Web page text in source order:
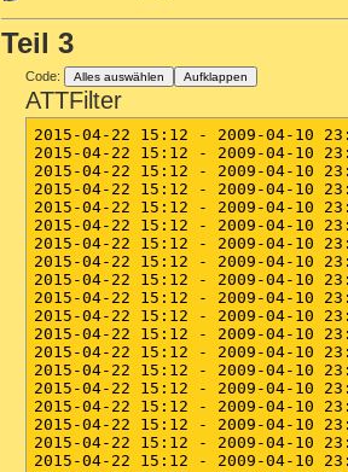
Teil 3
Code: Alles auswählen Aufklappen
ATTFilter
2015-04-22 15:12 - 2009-04-10 23:28 - 00217088 _____ (Microsoft Corporation) C:\Windows\SysWOW64\WerFault.exe
2015-04-22 15:12 - 2009-04-10 23:28 - 00202752 _____ (Microsoft Corporation) C:\Windows\SysWOW64\wlanui.dll
2015-04-22 15:12 - 2009-04-10 23:28 - 00199680 _____ (Microsoft Corporation) C:\Windows\SysWOW64\WebClnt.dll
2015-04-22 15:12 - 2009-04-10 23:28 - 00197632 _____ (Microsoft Corporation) C:\Windows\SysWOW64\SndVol.exe
2015-04-22 15:12 - 2009-04-10 23:28 - 00190464 _____ (Microsoft Corporation) C:\Windows\SysWOW64\sperror.dll
2015-04-22 15:12 - 2009-04-10 23:28 - 00164352 _____ (Microsoft Corporation) C:\Windows\SysWOW64\spwizui.dll
2015-04-22 15:12 - 2009-04-10 23:28 - 00163840 _____ (Microsoft Corporation) C:\Windows\SysWOW64\wevtutil.exe
2015-04-22 15:12 - 2009-04-10 23:28 - 00160768 _____ (Microsoft Corporation) C:\Windows\SysWOW64\spoolss.dll
2015-04-22 15:12 - 2009-04-10 23:28 - 00142336 _____ (Microsoft Corporation) C:\Windows\SysWOW64\spp.dll
2015-04-22 15:12 - 2009-04-10 23:28 - 00134656 _____ (Microsoft Corporation) C:\Windows\SysWOW64\SmartcardCredentialProvider.dll
2015-04-22 15:12 - 2009-04-10 23:28 - 00125952 _____ (Microsoft Corporation) C:\Windows\SysWOW64\softkbd.dll
2015-04-22 15:12 - 2009-04-10 23:28 - 00115712 _____ (Microsoft Corporation) C:\Windows\SysWOW64\WinSCard.dll
2015-04-22 15:12 - 2009-04-10 23:28 - 00112640 _____ (Microsoft Corporation) C:\Windows\SysWOW64\spreview.exe
2015-04-22 15:12 - 2009-04-10 23:28 - 00101376 _____ (Microsoft Corporation) C:\Windows\SysWOW64\shsetup.dll
2015-04-22 15:12 - 2009-04-10 23:28 - 00083456 _____ (Microsoft) C:\Windows\SysWOW64\SMBHelperClass.dll
2015-04-22 15:12 - 2009-04-10 23:28 - 00083456 _____ (Microsoft Corporation) C:\Windows\SysWOW64\wlgpclnt.dll
2015-04-22 15:12 - 2009-04-10 23:28 - 00069632 _____ (Microsoft Corporation) C:\Windows\SysWOW64\sendmail.dll
2015-04-22 15:12 - 2009-04-10 23:28 - 00067584 _____ (Microsoft Corporation) C:\Windows\SysWOW64\slwmi.dll
2015-04-22 15:12 - 2009-04-10 23:28 - 00055808 _____ (Microsoft Corporation) C:\Windows\SysWOW64\Storprop.dll
2015-04-22 15:12 - 2009-04-10 23:28 - 00042496 _____ (Microsoft Corporation) C:\Windows\SysWOW64\slcinst.dll
2015-04-22 15:12 - 2009-04-10 23:28 - 00031232 _____ (Microsoft Corporation) C:\Windows\SysWOW64\whealogr.dll
2015-04-22 15:12 - 2009-04-10 23:28 - 00019968 _____ (Microsoft Corporation) C:\Windows\SysWOW64\winrnr.dll
2015-04-22 15:12 - 2009-04-10 23:28 - 00013312 _____ (Microsoft Corporation) C:\Windows\SysWOW64\spcmsg.dll
2015-04-22 15:12 - 2009-04-10 23:28 - 00012288 _____ (Microsoft Corporation) C:\Windows\SysWOW64\slwga.dll
2015-04-22 15:12 - 2009-04-10 23:28 - 00011776 _____ (Microsoft Corporation) C:\Windows\SysWOW64\spwinsat.dll
2015-04-22 15:12 - 2009-04-10 22:42 - 00088064 _____ (Microsoft Corporation) C:\Windows\system32\Drivers\smb.sys
2015-04-22 15:12 - 2009-03-13